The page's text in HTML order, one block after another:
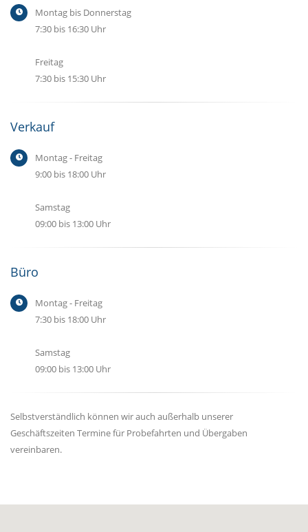
Montag bis Donnerstag
7:30 bis 16:30 Uhr
Freitag
7:30 bis 15:30 Uhr
Verkauf
Montag - Freitag
9:00 bis 18:00 Uhr
Samstag
09:00 bis 13:00 Uhr
Büro
Montag - Freitag
7:30 bis 18:00 Uhr
Samstag
09:00 bis 13:00 Uhr
Selbstverständlich können wir auch außerhalb unserer
Geschäftszeiten Termine für Probefahrten und Übergaben
vereinbaren.